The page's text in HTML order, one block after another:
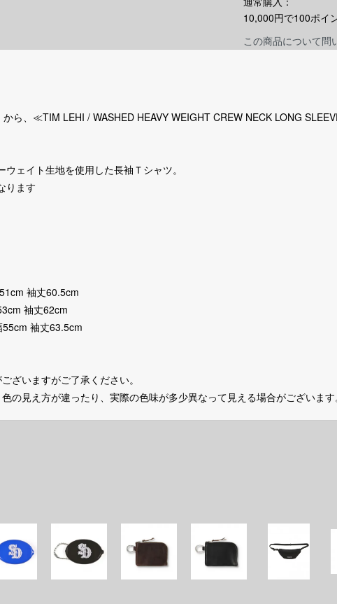
10,000円で100ポイ
この商品について問
から、≪TIM LEHI / WASHED HEAVY WEIGHT CREW NECK LONG
ェイト生地を使用した長袖Ｔシャツ。
ります
袖丈60.5cm
袖丈62cm
袖丈63.5cm
ざいますがご了承ください。
の見え方が違ったり、実際の色味が多少異なって見える場合がございま